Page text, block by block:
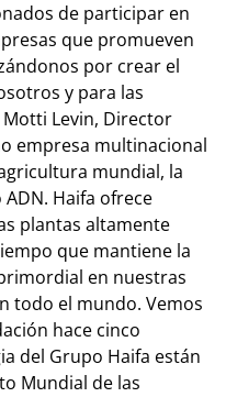
de participar en
que promueven
por crear el
y para las
Levin, Director
empresa multinacional
mundial, la
Haifa ofrece
plantas altamente
que mantiene la
en nuestras
todo el mundo. Vemos
hace cinco
del Grupo Haifa están
Mundial de las